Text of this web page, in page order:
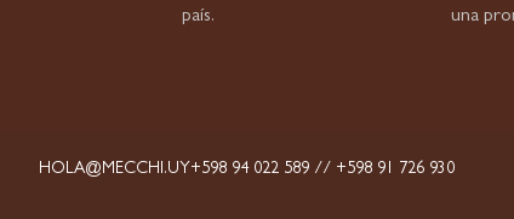
país.
una
HOLA@MECCHI.UY +598 94 022 589 // +598 91 726 930